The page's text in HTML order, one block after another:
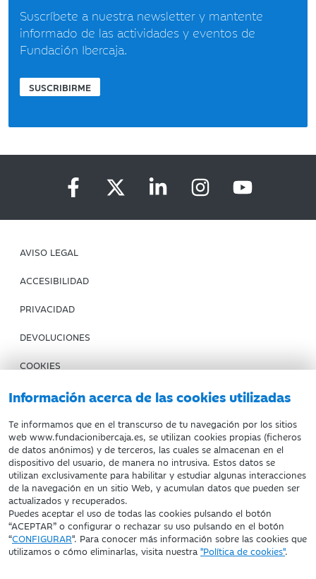
Información acerca de las cookies utilizadas
Te informamos que en el transcurso de tu navegación por los sitios
web www.fundacionibercaja.es, se utilizan cookies propias (ficheros
de datos anónimos) y de terceros, las cuales se almacenan en el
dispositivo del usuario, de manera no intrusiva. Estos datos se
utilizan exclusivamente para habilitar y estudiar algunas interacciones
de la navegación en un sitio Web, y acumulan datos que pueden ser
actualizados y recuperados.
Puedes aceptar el uso de todas las cookies pulsando el botón
“ACEPTAR” o configurar o rechazar su uso pulsando en el botón
“CONFIGURAR". Para conocer más información sobre las cookies que
utilizamos o cómo eliminarlas, visita nuestra "Política de cookies".
Suscríbete a nuestra newsletter y mantente
informado de las actividades y eventos de
Fundación Ibercaja.
SUSCRIBIRME
AVISO LEGAL
ACCESIBILIDAD
PRIVACIDAD
DEVOLUCIONES
COOKIES
CONDICIONES DE COMPRA
IBERCAJA BANCO
Fundación Bancaria Ibercaja. C.I.F. G-50000652.
Inscrita en el Registro de Fundaciones del Mº de Educación,
Cultura y Deporte con el nº 1689.
Domicilio social: Joaquín Costa, 13. 50001 Zaragoza.